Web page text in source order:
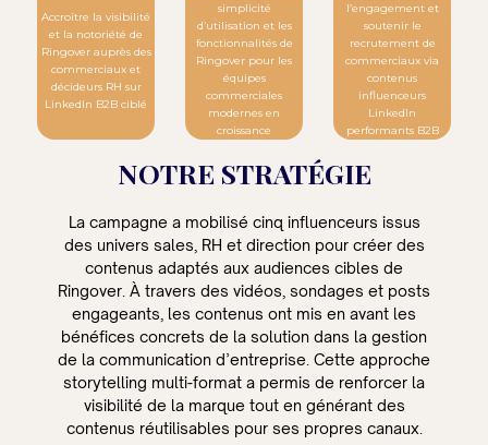
Accroître la visibilité
et la notoriété de
Ringover auprès des
commerciaux et
décideurs RH sur
LinkedIn B2B ciblé
simplicité
d’utilisation et les
fonctionnalités de
Ringover pour les
équipes
commerciales
modernes en
croissance
l’engagement et
soutenir le
recrutement de
commerciaux via
contenus
influenceurs
LinkedIn
performants B2B
NOTRE STRATÉGIE
La campagne a mobilisé cinq influenceurs issus
des univers sales, RH et direction pour créer des
contenus adaptés aux audiences cibles de
Ringover. À travers des vidéos, sondages et posts
engageants, les contenus ont mis en avant les
bénéfices concrets de la solution dans la gestion
de la communication d’entreprise. Cette approche
storytelling multi-format a permis de renforcer la
visibilité de la marque tout en générant des
contenus réutilisables pour ses propres canaux.